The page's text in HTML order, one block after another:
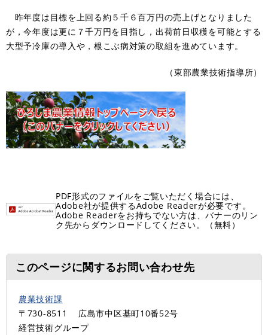
昨年度は目標を上回る約５千６百万円の売上げとなりました
が，今年度は更に７千万円を目指し，出荷前日収穫を可能とする
大型予冷庫の導入や，根こぶ病対策の取組を進めています。
（東部農業技術指導所）
PDF形式のファイルをご覧いただく場合には、
Adobe社が提供するAdobe Readerが必要です。
Adobe Readerをお持ちでない方は、バナーのリン
ク先からダウンロードしてください。（無料）
このページに関するお問い合わせ先
農業技術課
〒730-8511
広島市中区基町10番52号
経営技術グループ